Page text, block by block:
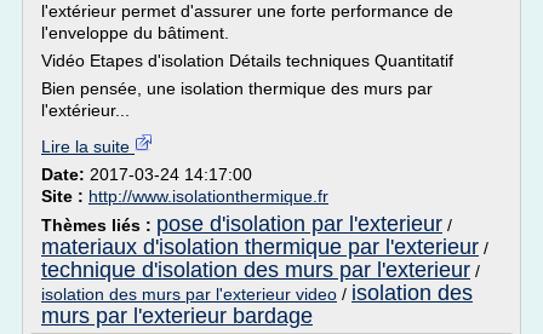
l'extérieur permet d'assurer une forte performance de
l'enveloppe du bâtiment.
Vidéo Etapes d'isolation Détails techniques Quantitatif
Bien pensée, une isolation thermique des murs par
l'extérieur...
Lire la suite
Date: 2017-03-24 14:17:00
Site : http://www.isolationthermique.fr
Thèmes liés : pose d'isolation par l'exterieur /
materiaux d'isolation thermique par l'exterieur /
technique d'isolation des murs par l'exterieur /
isolation des murs par l'exterieur video / isolation des
murs par l'exterieur bardage